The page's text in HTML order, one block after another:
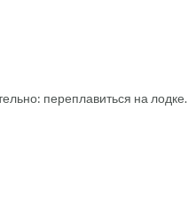
переплавиться на лодке.